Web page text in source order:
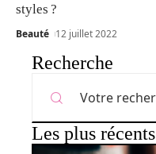
styles ?
Beauté 12 juillet 2022
Recherche
Les plus récents